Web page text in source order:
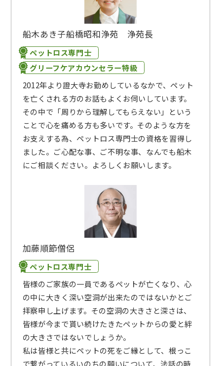
船木あき子船橋昭和浄苑 浄苑長
ペットロス専門士
グリーフケアカウンセラー特級
2012年より證大寺お勤めしているなかで、ペット
を亡くされる方のお話もよくお伺いしています。
その中で「周りから理解してもらえない」という
ことで心を痛める方も多いです。そのような方を
お支えする為、ペットロス専門士の資格を習得し
ました。ご心配な事、ご不明な事、なんでも船木
にご相談ください。よろしくお願いします。
加藤順節僧侶
ペットロス専門士
皆様のご家族の一員であるペットが亡くなり、心
の中に大きく深い空洞が出来たのではないかとご
拝察申し上げます。その空洞の大きさと深さは、
皆様が今まで貰い続けたきたペットからの愛と絆
の大きさではないでしょうか。
私は皆様と共にペットの死をご縁として、根っこ
で繋がっているいのちの願いについて、法話の時